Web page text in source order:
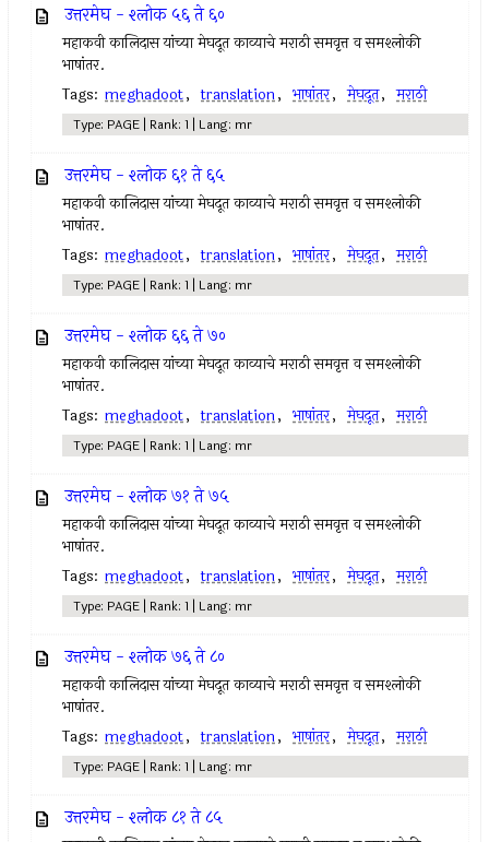
उत्तरमेघ - श्लोक ५६ ते ६०
महाकवी कालिदास यांच्या मेघदूत काव्याचे मराठी समवृत्त व समश्लोकी
भाषांतर.
Tags: meghadoot, translation, भाषांतर, मेघदूत, मराठी
Type: PAGE | Rank: 1 | Lang: mr
उत्तरमेघ - श्लोक ६१ ते ६५
महाकवी कालिदास यांच्या मेघदूत काव्याचे मराठी समवृत्त व समश्लोकी
भाषांतर.
Tags: meghadoot, translation, भाषांतर, मेघदूत, मराठी
Type: PAGE | Rank: 1 | Lang: mr
उत्तरमेघ - श्लोक ६६ ते ७०
महाकवी कालिदास यांच्या मेघदूत काव्याचे मराठी समवृत्त व समश्लोकी
भाषांतर.
Tags: meghadoot, translation, भाषांतर, मेघदूत, मराठी
Type: PAGE | Rank: 1 | Lang: mr
उत्तरमेघ - श्लोक ७१ ते ७५
महाकवी कालिदास यांच्या मेघदूत काव्याचे मराठी समवृत्त व समश्लोकी
भाषांतर.
Tags: meghadoot, translation, भाषांतर, मेघदूत, मराठी
Type: PAGE | Rank: 1 | Lang: mr
उत्तरमेघ - श्लोक ७६ ते ८०
महाकवी कालिदास यांच्या मेघदूत काव्याचे मराठी समवृत्त व समश्लोकी
भाषांतर.
Tags: meghadoot, translation, भाषांतर, मेघदूत, मराठी
Type: PAGE | Rank: 1 | Lang: mr
उत्तरमेघ - श्लोक ८१ ते ८५